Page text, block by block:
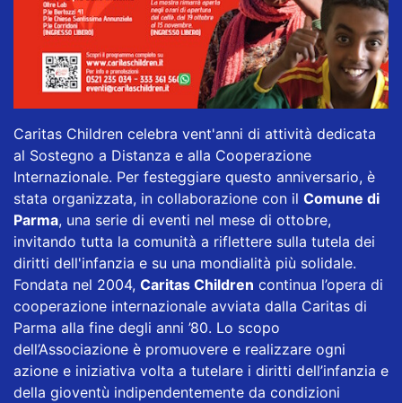
Caritas Children celebra vent'anni di attività dedicata
al Sostegno a Distanza e alla Cooperazione
Internazionale. Per festeggiare questo anniversario, è
stata organizzata, in collaborazione con il Comune di
Parma, una serie di eventi nel mese di ottobre,
invitando tutta la comunità a riflettere sulla tutela dei
diritti dell'infanzia e su una mondialità più solidale.
Fondata nel 2004, Caritas Children continua l’opera di
cooperazione internazionale avviata dalla Caritas di
Parma alla fine degli anni ’80. Lo scopo
dell’Associazione è promuovere e realizzare ogni
azione e iniziativa volta a tutelare i diritti dell’infanzia e
della gioventù indipendentemente da condizioni